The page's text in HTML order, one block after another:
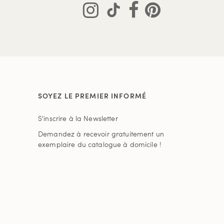
SOYEZ LE PREMIER INFORMÉ
S'inscrire à la Newsletter
Demandez à recevoir gratuitement un
exemplaire du catalogue à domicile !